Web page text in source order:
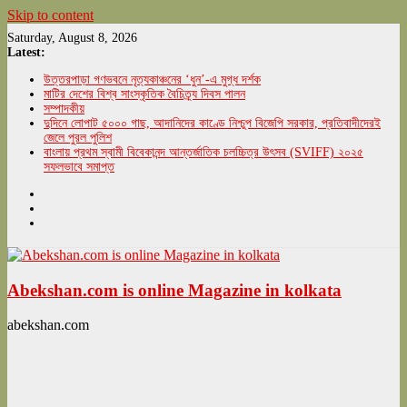
Skip to content
Saturday, August 8, 2026
Latest:
উত্তরপাড়া গণভবনে নৃত্যকাঞ্চনের ‘ধুন’-এ মুগ্ধ দর্শক
মাটির দেশের বিশ্ব সাংস্কৃতিক বৈচিত্র্য দিবস পালন
সম্পাদকীয়
দুদিনে লোপাট ৫০০০ গাছ, আদানিদের কাণ্ডে নিশ্চুপ বিজেপি সরকার, প্রতিবাদীদেরই
জেলে পুরল পুলিশ
বাংলায় প্রথম স্বামী বিবেকানন্দ আন্তর্জাতিক চলচ্চিত্র উৎসব (SVIFF) ২০২৫
সফলভাবে সমাপ্ত
Abekshan.com is online Magazine in kolkata
abekshan.com